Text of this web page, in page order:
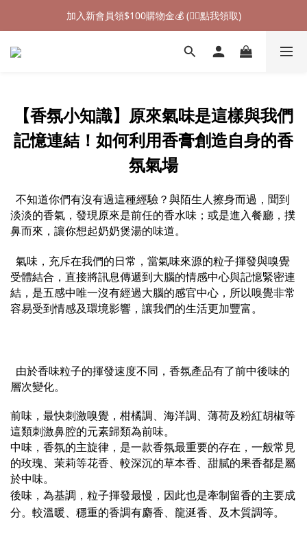
加入新會員領$100購物金💰 (👉🏻點我領取)
加入新會員領$100購物金💰 (👉🏻點我領取)
七夕情人節禮物❤85折起 (👉🏻點我探索)
【香氛小知識】原來氣味是這樣與我們
記憶連結！如何利用香膏創造自身的香
氛氣場
不知道你們有沒有過這種經驗？與陌生人擦身而過，聞到
淡淡的香氣，發現原來是前任的香水味；或是進入餐廳，撲
鼻而來，讓你想起奶奶煲湯的味道。
氣味，充斥在我們的日常，當氣味來源的粒子揮發與嗅覺
受體結合，直接將訊息傳遞到大腦的情感中心與記憶緊密連
結，是五感中唯一沒有經過大腦的感官中心，所以嗅覺非常
容易受到情感及環境影響，讓我們的生活更加豐富。
由於香味粒子的揮發速度不同，香氛產品有了前中後味的
層次變化。
前味，最快刺激嗅覺，柑橘調、海洋調、薄荷及粉紅胡椒等
這類刺激鼻腔的元素歸類為前味。
中味，香氛的主旋律，是一款香氛最重要的存在，一般常見
的玫瑰、茉莉等花香、較深沉的草本香、甜膩的果香都是屬
於中味。
後味，為基調，粒子揮發最慢，因此也是牽制留香的主要成
分。較溫暖、穩重的香調有麝香、龍涎香、及木質調等。